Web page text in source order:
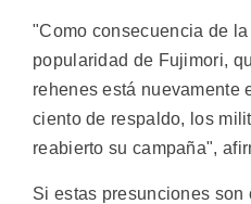
"Como consecuencia de
popularidad de Fujimori,
rehenes está nuevamente
ciento de respaldo, los
reabierto su campaña",
Si estas presunciones son